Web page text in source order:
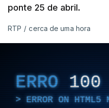
ponte 25 de abril.
RTP / cerca de uma hora
ERRO 100
ERROR ON HTML5